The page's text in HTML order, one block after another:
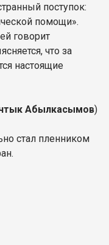
поступок:
помощи».
говорит
что за
настоящие
Абылкасымов)
стал пленником